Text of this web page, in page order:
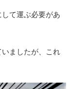
て運ぶ必要があ
ましたが、これ